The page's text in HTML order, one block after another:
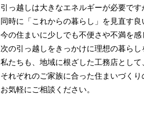
引っ越しは大きなエネルギーが必要です
同時に「これからの暮らし」を見直す良
今の住まいに少しでも不便さや不満を感
次の引っ越しをきっかけに理想の暮らし
私たちも、地域に根ざした工務店として
それぞれのご家族に合った住まいづくり
お気軽にご相談ください。